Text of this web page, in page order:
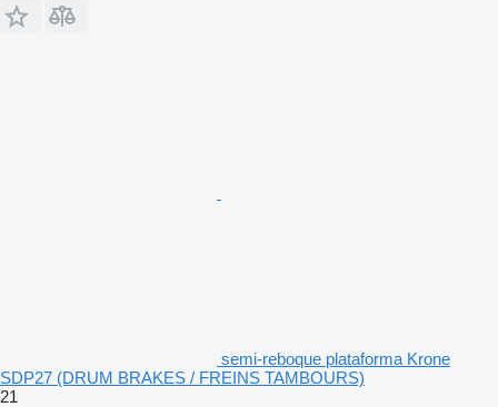
semi-reboque plataforma Krone
SDP27 (DRUM BRAKES / FREINS TAMBOURS)
21